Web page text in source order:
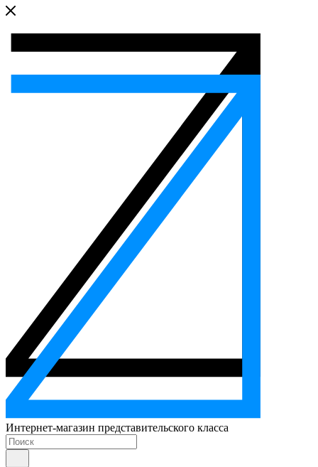
Интернет-магазин представительского класса